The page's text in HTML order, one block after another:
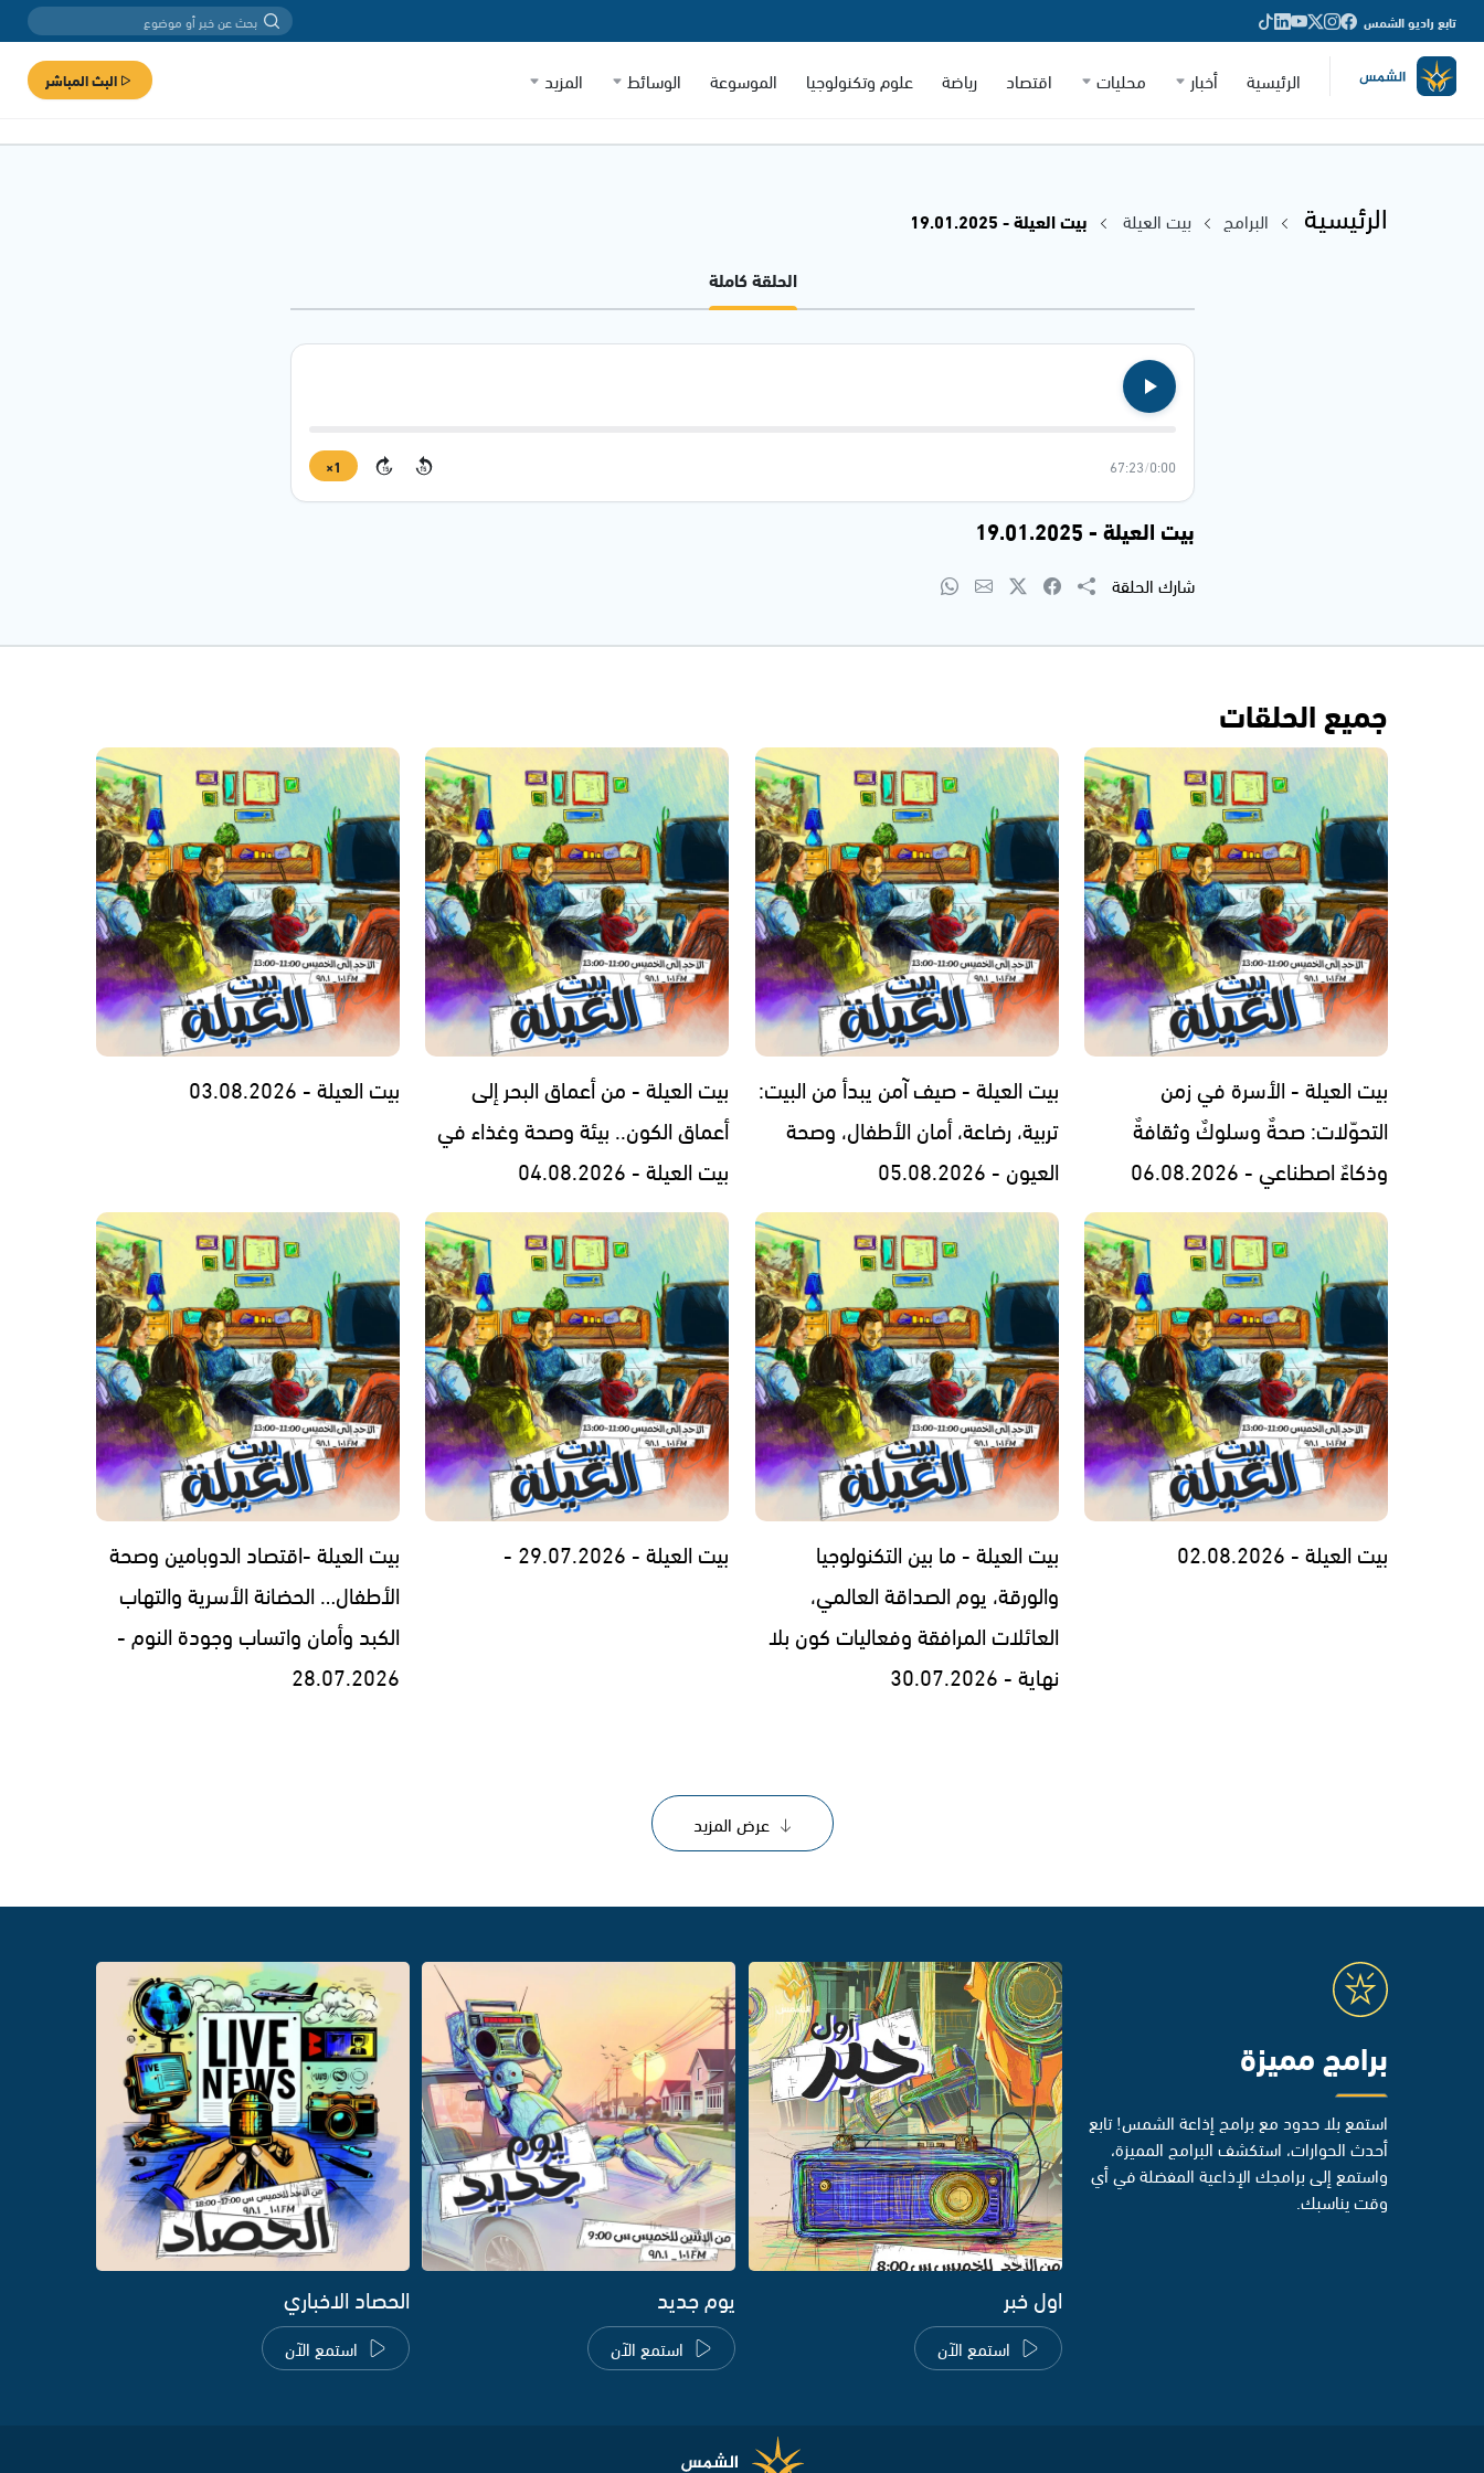
تابع راديو الشمس
الرئيسية أخبار محليات اقتصاد رياضة علوم وتكنولوجيا الموسوعة الوسائط المزيد البث المباشر
الرئيسية البرامج بيت العيلة
بيت العيلة - 19.01.2025
الحلقة كاملة
0:00
/
67:23
15
15
1×
بيت العيلة - 19.01.2025
شارك الحلقة
جميع الحلقات
بيت العيلة - الأسرة في زمن
التحوّلات: صحةٌ وسلوكٌ وثقافةٌ
وذكاءٌ اصطناعي - 06.08.2026
بيت العيلة - صيف آمن يبدأ من البيت:
تربية، رضاعة، أمان الأطفال، وصحة
العيون - 05.08.2026
بيت العيلة - من أعماق البحر إلى
أعماق الكون.. بيئة وصحة وغذاء في
بيت العيلة - 04.08.2026
بيت العيلة - 03.08.2026
بيت العيلة - 02.08.2026
بيت العيلة - ما بين التكنولوجيا
والورقة، يوم الصداقة العالمي،
العائلات المرافقة وفعاليات كون بلا
نهاية - 30.07.2026
بيت العيلة - 29.07.2026 -
بيت العيلة -اقتصاد الدوبامين وصحة
الأطفال… الحضانة الأسرية والتهاب
الكبد وأمان واتساب وجودة النوم -
28.07.2026
عرض المزيد
برامج مميزة
استمع بلا حدود مع برامج إذاعة الشمس! تابع
أحدث الحوارات، استكشف البرامج المميزة،
واستمع إلى برامجك الإذاعية المفضلة في أي
وقت يناسبك.
اول خبر
استمع الآن
يوم جديد
استمع الآن
الحصاد الاخباري
استمع الآن